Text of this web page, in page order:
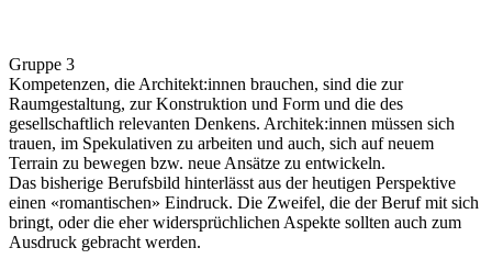
Gruppe 3
Kompetenzen, die Architekt:innen brauchen, sind die zur
Raumgestaltung, zur Konstruktion und Form und die des
gesellschaftlich relevanten Denkens. Architek:innen müssen sich
trauen, im Spekulativen zu arbeiten und auch, sich auf neuem
Terrain zu bewegen bzw. neue Ansätze zu entwickeln.
Das bisherige Berufsbild hinterlässt aus der heutigen Perspektive
einen «romantischen» Eindruck. Die Zweifel, die der Beruf mit sich
bringt, oder die eher widersprüchlichen Aspekte sollten auch zum
Ausdruck gebracht werden.